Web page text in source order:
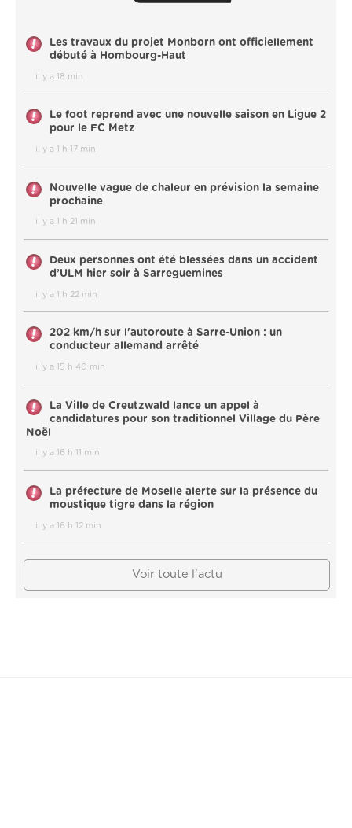
Les travaux du projet Monborn ont officiellement
débuté à Hombourg-Haut
il y a 18 min
Le foot reprend avec une nouvelle saison en Ligue 2
pour le FC Metz
il y a 1 h 17 min
Nouvelle vague de chaleur en prévision la semaine
prochaine
il y a 1 h 21 min
Deux personnes ont été blessées dans un accident
d’ULM hier soir à Sarreguemines
il y a 1 h 22 min
202 km/h sur l'autoroute à Sarre-Union : un
conducteur allemand arrêté
il y a 15 h 40 min
La Ville de Creutzwald lance un appel à
candidatures pour son traditionnel Village du Père
Noël
il y a 16 h 11 min
La préfecture de Moselle alerte sur la présence du
moustique tigre dans la région
il y a 16 h 12 min
Voir toute l'actu